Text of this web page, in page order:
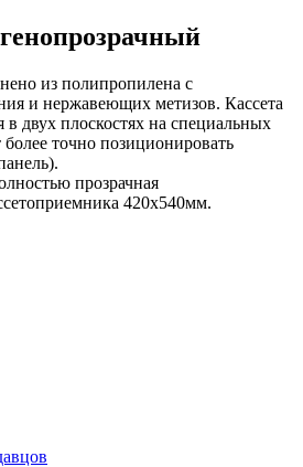
из полипропилена с
и нержавеющих метизов. Кассета
в двух плоскостях на специальных
более точно позиционировать
прозрачная
420х540мм.